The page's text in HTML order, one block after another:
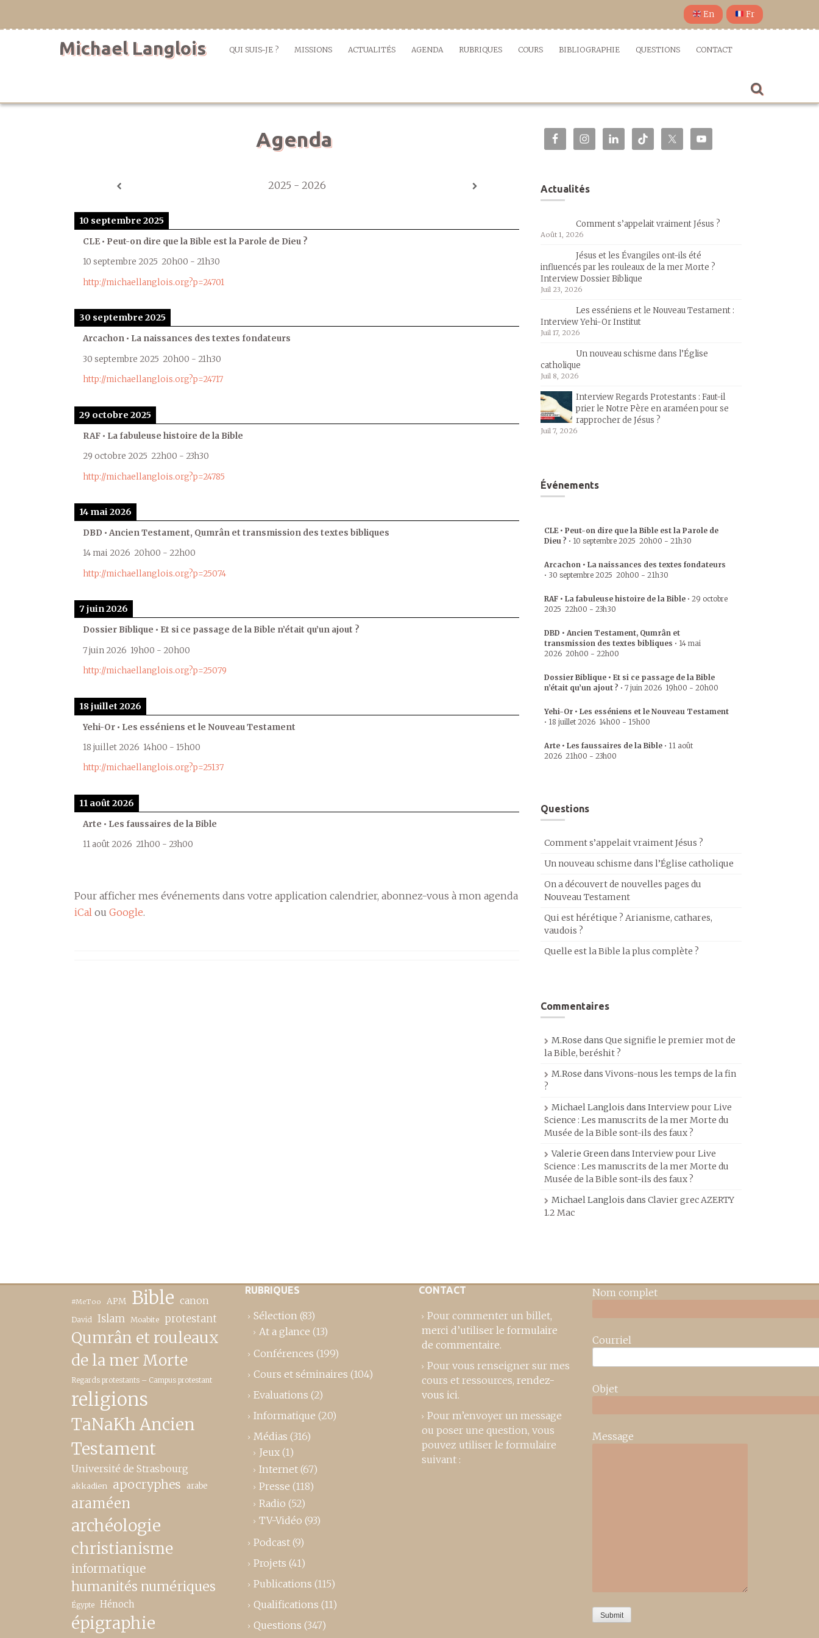
En Fr
Michael Langlois QUI SUIS-JE ? MISSIONS ACTUALITÉS AGENDA RUBRIQUES COURS BIBLIOGRAPHIE QUESTIONS CONTACT
Agenda
2025 - 2026
10 septembre 2025
CLE • Peut-on dire que la Bible est la Parole de Dieu ?
10 septembre 2025 20h00 - 21h30
http://michaellanglois.org?p=24701
30 septembre 2025
Arcachon • La naissances des textes fondateurs
30 septembre 2025 20h00 - 21h30
http://michaellanglois.org?p=24717
29 octobre 2025
RAF • La fabuleuse histoire de la Bible
29 octobre 2025 22h00 - 23h30
http://michaellanglois.org?p=24785
14 mai 2026
DBD • Ancien Testament, Qumrân et transmission des textes bibliques
14 mai 2026 20h00 - 22h00
http://michaellanglois.org?p=25074
7 juin 2026
Dossier Biblique • Et si ce passage de la Bible n’était qu’un ajout ?
7 juin 2026 19h00 - 20h00
http://michaellanglois.org?p=25079
18 juillet 2026
Yehi-Or • Les esséniens et le Nouveau Testament
18 juillet 2026 14h00 - 15h00
http://michaellanglois.org?p=25137
11 août 2026
Arte • Les faussaires de la Bible
11 août 2026 21h00 - 23h00
Pour afficher mes événements dans votre application calendrier, abonnez-vous à mon agenda
iCal ou Google.
Actualités
Comment s’appelait vraiment Jésus ?
Août 1, 2026
Jésus et les Évangiles ont-ils été
influencés par les rouleaux de la mer Morte ?
Interview Dossier Biblique
Juil 23, 2026
Les esséniens et le Nouveau Testament :
Interview Yehi-Or Institut
Juil 17, 2026
Un nouveau schisme dans l’Église
catholique
Juil 8, 2026
Interview Regards Protestants : Faut-il
prier le Notre Père en araméen pour se
rapprocher de Jésus ?
Juil 7, 2026
Événements
CLE • Peut-on dire que la Bible est la Parole de
Dieu ? • 10 septembre 2025 20h00 - 21h30
Arcachon • La naissances des textes fondateurs
• 30 septembre 2025 20h00 - 21h30
RAF • La fabuleuse histoire de la Bible • 29 octobre
2025 22h00 - 23h30
DBD • Ancien Testament, Qumrân et
transmission des textes bibliques • 14 mai
2026 20h00 - 22h00
Dossier Biblique • Et si ce passage de la Bible
n’était qu’un ajout ? • 7 juin 2026 19h00 - 20h00
Yehi-Or • Les esséniens et le Nouveau Testament
• 18 juillet 2026 14h00 - 15h00
Arte • Les faussaires de la Bible • 11 août
2026 21h00 - 23h00
Questions
Comment s’appelait vraiment Jésus ?
Un nouveau schisme dans l’Église catholique
On a découvert de nouvelles pages du
Nouveau Testament
Qui est hérétique ? Arianisme, cathares,
vaudois ?
Quelle est la Bible la plus complète ?
Commentaires
M.Rose dans Que signifie le premier mot de
la Bible, beréshit ?
M.Rose dansVivons-nous les temps de la fin
?
Michael Langlois dans Interview pour Live
Science : Les manuscrits de la mer Morte du
Musée de la Bible sont-ils des faux ?
Valerie Greendans Interview pour Live
Science : Les manuscrits de la mer Morte du
Musée de la Bible sont-ils des faux ?
Michael Langlois dans Clavier grec AZERTY
1.2 Mac
#MeToo APM Bible canon
David Islam Moabite protestant
Qumrân et rouleaux
de la mer Morte
Regards protestants – Campus protestant
religions
TaNaKh Ancien
Testament
Université de Strasbourg
akkadien apocryphes arabe
araméen
archéologie
christianisme
informatique
humanités numériques
Égypte Hénoch
épigraphie
RUBRIQUES
Sélection (83)
At a glance (13)
Conférences (199)
Cours et séminaires (104)
Evaluations (2)
Informatique (20)
Médias (316)
Jeux (1)
Internet (67)
Presse (118)
Radio (52)
TV-Vidéo (93)
Podcast (9)
Projets (41)
Publications (115)
Qualifications (11)
Questions (347)
CONTACT
Pour commenter un billet,
merci d’utiliser le formulaire
de commentaire.
Pour vous renseigner sur mes
cours et ressources, rendez-
vous ici.
Pour m’envoyer un message
ou poser une question, vous
pouvez utiliser le formulaire
suivant :
Nom complet
Courriel
Objet
Message